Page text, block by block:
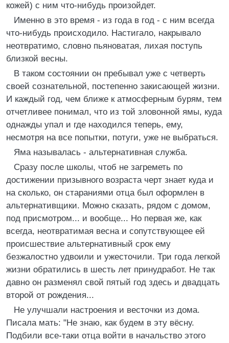
кожей) с ним что-нибудь произойдет.
Именно в это время - из года в год - с ним всегда
что-нибудь происходило. Настигало, накрывало
неотвратимо, словно пьяноватая, лихая поступь
близкой весны.
В таком состоянии он пребывал уже с четверть
своей сознательной, постепенно закисающей жизни.
И каждый год, чем ближе к атмосферным бурям, тем
отчетливее понимал, что из той зловонной ямы, куда
однажды упал и где находился теперь, ему,
несмотря на все попытки, потуги, уже не выбраться.
Яма называлась - альтернативная служба.
Сразу после школы, чтоб не загреметь по
достижении призывного возраста черт знает куда и
на сколько, он стараниями отца был оформлен в
альтернативщики. Можно сказать, рядом с домом,
под присмотром... и вообще... Но первая же, как
всегда, неотвратимая весна и сопутствующее ей
происшествие альтернативный срок ему
безжалостно удвоили и ужесточили. Три года легкой
жизни обратились в шесть лет принудработ. Не так
давно он разменял свой пятый год здесь и двадцать
второй от рождения...
Не улучшали настроения и весточки из дома.
Писала мать: "Не знаю, как будем в эту вёсну.
Подбили все-таки отца войти в начальство этого